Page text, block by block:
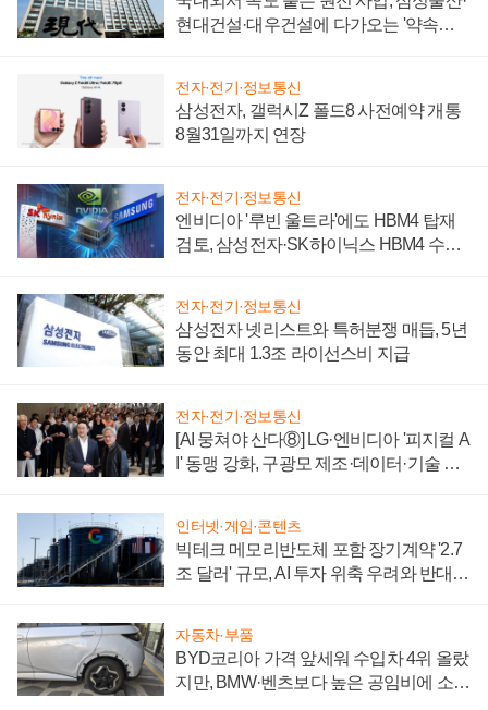
현대건설·대우건설에 다가오는 '약속의
전자·전기·정보통신
삼성전자, 갤럭시Z 폴드8 사전예약 개통
8월31일까지 연장
전자·전기·정보통신
엔비디아 '루빈 울트라'에도 HBM4 탑재
검토, 삼성전자·SK하이닉스 HBM4 수율
전자·전기·정보통신
삼성전자 넷리스트와 특허분쟁 매듭, 5년
동안 최대 1.3조 라이선스비 지급
전자·전기·정보통신
[AI 뭉쳐야 산다⑧] LG·엔비디아 '피지컬 A
I' 동맹 강화, 구광모 제조·데이터·기술 결
인터넷·게임·콘텐츠
빅테크 메모리반도체 포함 장기계약 '2.7
조 달러' 규모, AI 투자 위축 우려와 반대
자동차·부품
BYD코리아 가격 앞세워 수입차 4위 올랐
지만, BMW·벤츠보다 높은 공임비에 소비